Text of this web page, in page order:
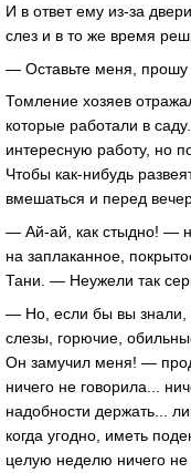
И в ответ ему из-за
слез и в то же время
— Оставьте меня, прошу
Томление хозяев
которые работали в
интересную работу, но
Чтобы как-нибудь
вмешаться и перед
— Ай-ай, как стыдно! —
на заплаканное,
Тани. — Неужели так
— Но, если бы вы знали,
слезы, горючие,
Он замучил меня! —
ничего не говорила...
надобности держать...
когда угодно, иметь
целую неделю ничего не